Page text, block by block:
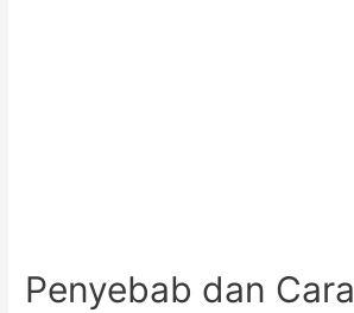
Penyebab dan Cara